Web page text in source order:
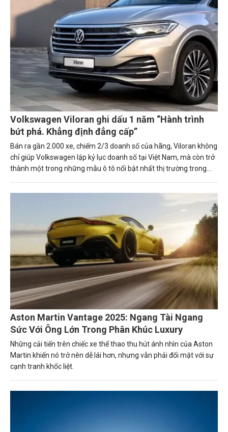
Volkswagen Viloran ghi dấu 1 năm “Hành trình
bứt phá. Khẳng định đẳng cấp”
Bán ra gần 2.000 xe, chiếm 2/3 doanh số của hãng, Viloran không
chỉ giúp Volkswagen lập kỷ lục doanh số tại Việt Nam, mà còn trở
thành một trong những mẫu ô tô nổi bật nhất thị trường trong
Aston Martin Vantage 2025: Ngang Tài Ngang
Sức Với Ông Lớn Trong Phân Khúc Luxury
Những cải tiến trên chiếc xe thể thao thu hút ánh nhìn của Aston
Martin khiến nó trở nên dễ lái hơn, nhưng vẫn phải đối mặt với sự
cạnh tranh khốc liệt.